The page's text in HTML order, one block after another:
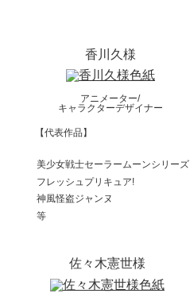
香川久様
アニメーター/
キャラクターデザイナー
【代表作品】
美少女戦士セーラームーンシリーズ
フレッシュプリキュア!
神風怪盗ジャンヌ
等
佐々木憲世様